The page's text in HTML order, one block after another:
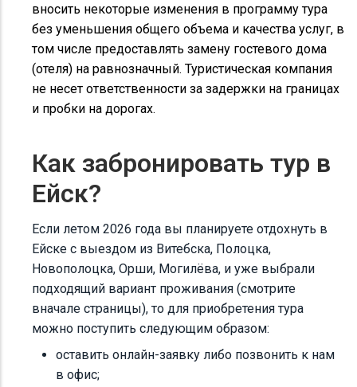
вносить некоторые изменения в программу тура
без уменьшения общего объема и качества услуг, в
том числе предоставлять замену гостевого дома
(отеля) на равнозначный. Туристическая компания
не несет ответственности за задержки на границах
и пробки на дорогах.
Как забронировать тур в
Ейск?
Если летом 2026 года вы планируете отдохнуть в
Ейске с выездом из Витебска, Полоцка,
Новополоцка, Орши, Могилёва, и уже выбрали
подходящий вариант проживания (смотрите
вначале страницы), то для приобретения тура
можно поступить следующим образом:
оставить онлайн-заявку либо позвонить к нам
в офис;